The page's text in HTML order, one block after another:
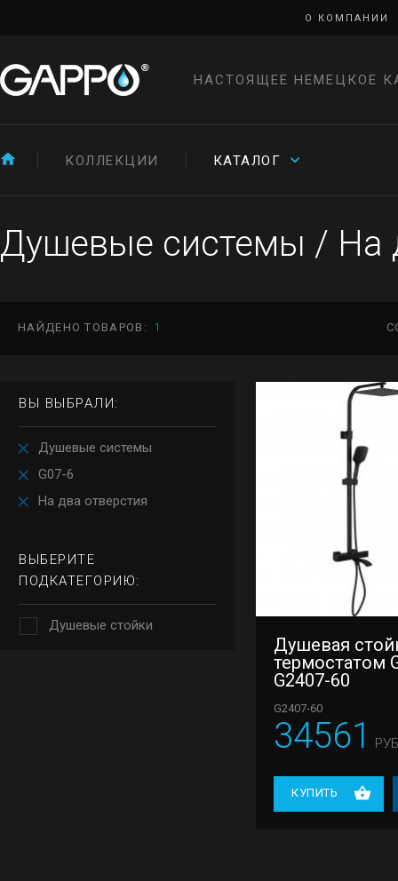
О КОМПАНИИ
НАСТОЯЩЕЕ НЕМЕЦКОЕ
КОЛЛЕКЦИИ КАТАЛОГ
Душевые системы / На
НАЙДЕНО ТОВАРОВ: 1
ВЫ ВЫБРАЛИ:
Душевые системы
G07-6
На два отверстия
ВЫБЕРИТЕ
ПОДКАТЕГОРИЮ:
Душевые стойки
Душевая
термостатом
G2407-60
G2407-60
34561
КУПИТЬ